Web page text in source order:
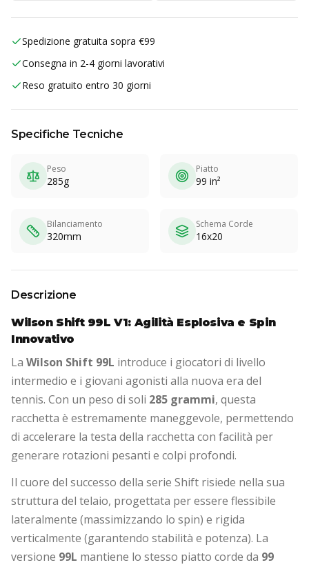
Spedizione gratuita sopra €99
Consegna in 2-4 giorni lavorativi
Reso gratuito entro 30 giorni
Specifiche Tecniche
Peso
285g
Piatto
99 in²
Bilanciamento
320mm
Schema Corde
16x20
Descrizione
Wilson Shift 99L V1: Agilità Esplosiva e Spin
Innovativo
La Wilson Shift 99L introduce i giocatori di livello
intermedio e i giovani agonisti alla nuova era del
tennis. Con un peso di soli 285 grammi, questa
racchetta è estremamente maneggevole, permettendo
di accelerare la testa della racchetta con facilità per
generare rotazioni pesanti e colpi profondi.
Il cuore del successo della serie Shift risiede nella sua
struttura del telaio, progettata per essere flessibile
lateralmente (massimizzando lo spin) e rigida
verticalmente (garantendo stabilità e potenza). La
versione 99L mantiene lo stesso piatto corde da 99